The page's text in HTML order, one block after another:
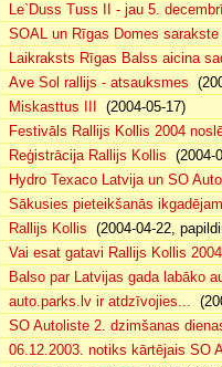
Le`Duss Tuss II - jau 5.
SOAL un Rīgas Domes
Laikraksts Rīgas Balss aicina
Ave Sol rallijs - atsauksmes
Miskasttus III
(2004-05-17)
Festivāls Rallijs Kollis 2004
Reģistrācija Rallijs Kollis (2004-
Hydro Texaco Latvija un SO
Sākusies pieteikšanās
Rallijs Kollis (2004-04-22,
Vai esat gatavi Rallijs Kollis
Balso par Latvijas gada labāko
auto.parks.lv ir atdzīvojies...
SO Autoliste 2. dzimšanas
06.12.2003. notiks kārtējais SO